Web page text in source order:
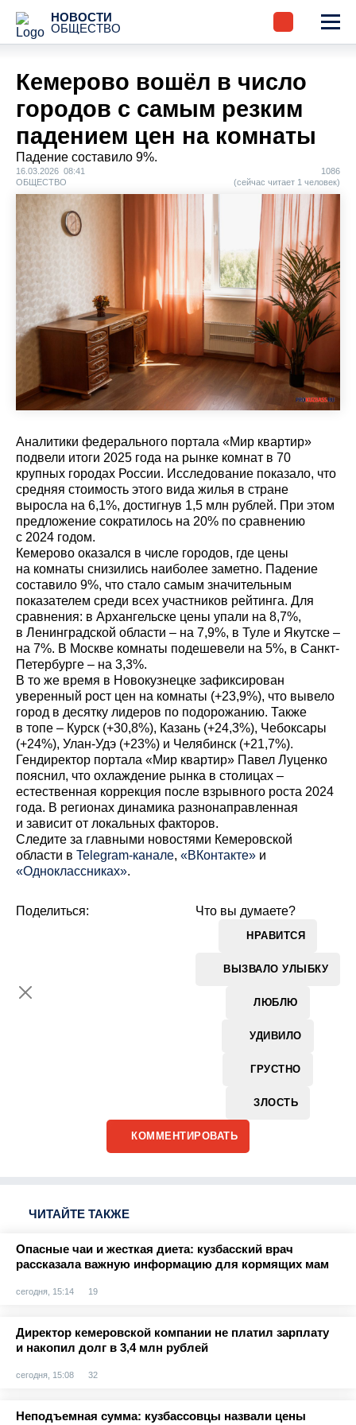
НОВОСТИ
ОБЩЕСТВО
Кемерово вошёл в число
городов с самым резким
падением цен на комнаты
Падение составило 9%.
16.03.2026 08:41
ОБЩЕСТВО
1086
(сейчас читает 1 человек)
Аналитики федерального портала «Мир квартир»
подвели итоги 2025 года на рынке комнат в 70
крупных городах России. Исследование показало, что
средняя стоимость этого вида жилья в стране
выросла на 6,1%, достигнув 1,5 млн рублей. При этом
предложение сократилось на 20% по сравнению
с 2024 годом.
Кемерово оказался в числе городов, где цены
на комнаты снизились наиболее заметно. Падение
составило 9%, что стало самым значительным
показателем среди всех участников рейтинга. Для
сравнения: в Архангельске цены упали на 8,7%,
в Ленинградской области – на 7,9%, в Туле и Якутске –
на 7%. В Москве комнаты подешевели на 5%, в Санкт-
Петербурге – на 3,3%.
В то же время в Новокузнецке зафиксирован
уверенный рост цен на комнаты (+23,9%), что вывело
город в десятку лидеров по подорожанию. Также
в топе – Курск (+30,8%), Казань (+24,3%), Чебоксары
(+24%), Улан-Удэ (+23%) и Челябинск (+21,7%).
Гендиректор портала «Мир квартир» Павел Луценко
пояснил, что охлаждение рынка в столицах –
естественная коррекция после взрывного роста 2024
года. В регионах динамика разнонаправленная
и зависит от локальных факторов.
Cледите за главными новостями Кемеровской
области в Telegram-канале, «ВКонтакте» и
«Одноклассниках».
Что вы думаете?
НРАВИТСЯ
ВЫЗВАЛО УЛЫБКУ
ЛЮБЛЮ
УДИВИЛО
ГРУСТНО
ЗЛОСТЬ
Поделиться:
КОММЕНТИРОВАТЬ
ЧИТАЙТЕ ТАКЖЕ
Опасные чаи и жесткая диета: кузбасский врач
рассказала важную информацию для кормящих мам
сегодня, 15:14 19
Директор кемеровской компании не платил зарплату
и накопил долг в 3,4 млн рублей
сегодня, 15:08 32
Неподъемная сумма: кузбассовцы назвали цены